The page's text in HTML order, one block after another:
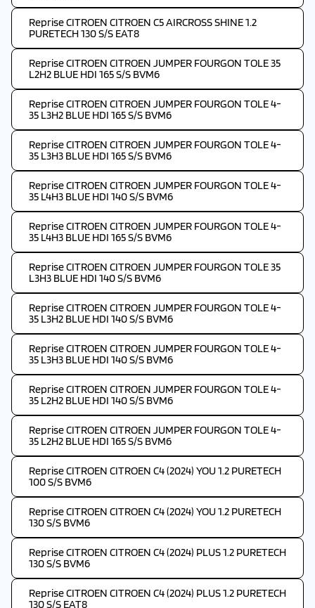
Reprise CITROEN CITROEN C5 AIRCROSS SHINE 1.2
PURETECH 130 S/S EAT8
Reprise CITROEN CITROEN JUMPER FOURGON TOLE 35
L2H2 BLUE HDI 165 S/S BVM6
Reprise CITROEN CITROEN JUMPER FOURGON TOLE 4-
35 L3H2 BLUE HDI 165 S/S BVM6
Reprise CITROEN CITROEN JUMPER FOURGON TOLE 4-
35 L3H3 BLUE HDI 165 S/S BVM6
Reprise CITROEN CITROEN JUMPER FOURGON TOLE 4-
35 L4H3 BLUE HDI 140 S/S BVM6
Reprise CITROEN CITROEN JUMPER FOURGON TOLE 4-
35 L4H3 BLUE HDI 165 S/S BVM6
Reprise CITROEN CITROEN JUMPER FOURGON TOLE 35
L3H3 BLUE HDI 140 S/S BVM6
Reprise CITROEN CITROEN JUMPER FOURGON TOLE 4-
35 L3H2 BLUE HDI 140 S/S BVM6
Reprise CITROEN CITROEN JUMPER FOURGON TOLE 4-
35 L3H3 BLUE HDI 140 S/S BVM6
Reprise CITROEN CITROEN JUMPER FOURGON TOLE 4-
35 L2H2 BLUE HDI 140 S/S BVM6
Reprise CITROEN CITROEN JUMPER FOURGON TOLE 4-
35 L2H2 BLUE HDI 165 S/S BVM6
Reprise CITROEN CITROEN C4 (2024) YOU 1.2 PURETECH
100 S/S BVM6
Reprise CITROEN CITROEN C4 (2024) YOU 1.2 PURETECH
130 S/S BVM6
Reprise CITROEN CITROEN C4 (2024) PLUS 1.2 PURETECH
130 S/S BVM6
Reprise CITROEN CITROEN C4 (2024) PLUS 1.2 PURETECH
130 S/S EAT8